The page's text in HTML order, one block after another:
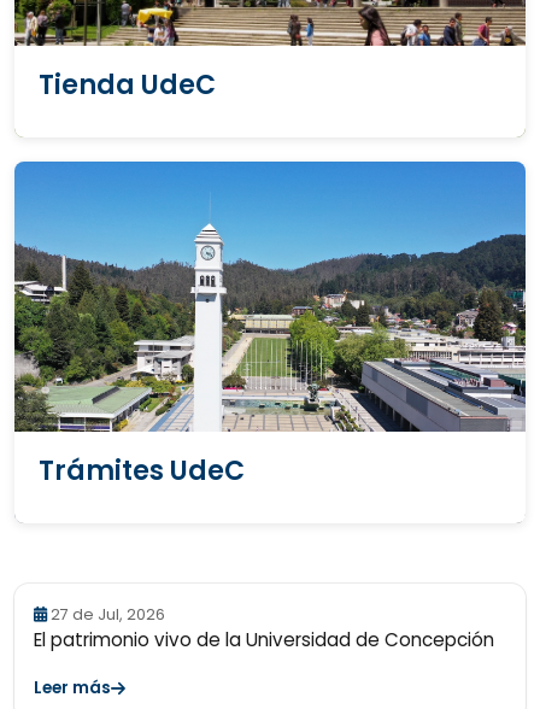
Tienda UdeC
Trámites UdeC
27 de Jul, 2026
El patrimonio vivo de la Universidad de Concepción
Leer más